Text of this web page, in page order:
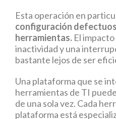
Esta operación en
configuración
herramientas. El
inactividad y una
bastante lejos de ser
Una plataforma que se
herramientas de TI
de una sola vez. Cada
plataforma está